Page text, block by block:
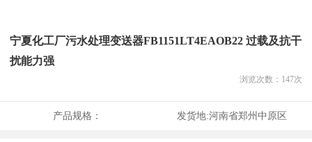
宁夏化工厂污水处理变送器FB1151LT4EAOB22 过载及抗干
扰能力强
浏览次数： 147次
产品规格： 发货地:河南省郑州中原区